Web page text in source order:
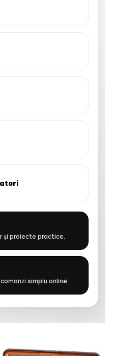
și proiecte practice.
simplu online.